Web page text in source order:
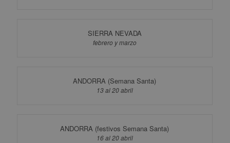
SIERRA NEVADA
febrero y marzo
ANDORRA (Semana Santa)
13 al 20 abril
ANDORRA (festivos Semana Santa)
16 al 20 abril